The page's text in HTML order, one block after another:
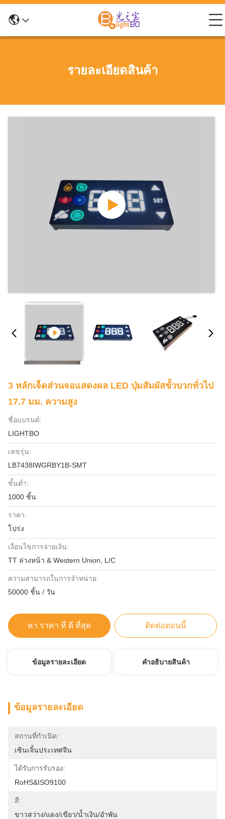
รายละเอียดสินค้า
3 หลักเจ็ดส่วนจอแสดงผล LED ปุ่มสัมผัสขั้วบวกทั่วไป
17.7 มม. ความสูง
ชื่อแบรนด์:
LIGHTBO
เลขรุ่น:
LB7438IWGRBY1B-SMT
ขั้นต่ำ:
1000 ชิ้น
ราคา:
โปร่ง
เงื่อนไขการจ่ายเงิน:
TT ล่วงหน้า & Western Union, L/C
ความสามารถในการจําหน่าย:
50000 ชิ้น / วัน
หา ราคา ที่ ดี ที่สุด ติดต่อตอนนี้
ข้อมูลรายละเอียด คําอธิบายสินค้า
ข้อมูลรายละเอียด
สถานที่กำเนิด:
เซินเจิ้นประเทศจีน
ได้รับการรับรอง:
RoHS&ISO9100
สี:
ขาวสว่าง/แดง/เขียว/น้ำเงิน/อำพัน